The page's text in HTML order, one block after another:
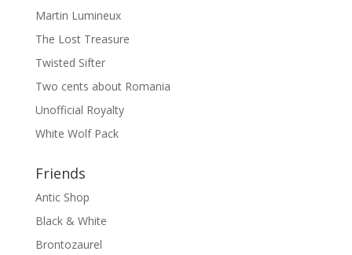
Martin Lumineux
The Lost Treasure
Twisted Sifter
Two cents about Romania
Unofficial Royalty
White Wolf Pack
Friends
Antic Shop
Black & White
Brontozaurel